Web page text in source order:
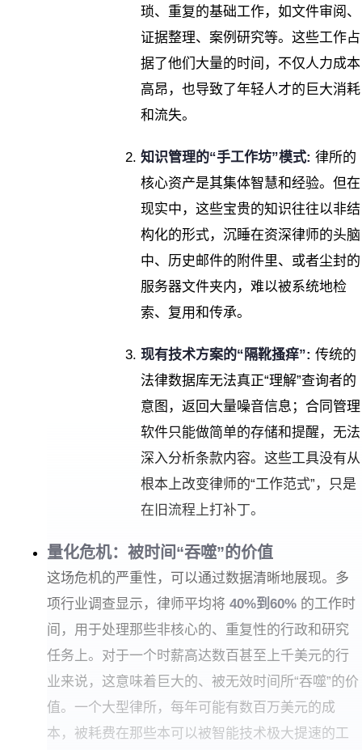
琐、重复的基础工作，如文件审阅、
证据整理、案例研究等。这些工作占
据了他们大量的时间，不仅人力成本
高昂，也导致了年轻人才的巨大消耗
和流失。
知识管理的“手工作坊”模式: 律所的
核心资产是其集体智慧和经验。但在
现实中，这些宝贵的知识往往以非结
构化的形式，沉睡在资深律师的头脑
中、历史邮件的附件里、或者尘封的
服务器文件夹内，难以被系统地检
索、复用和传承。
现有技术方案的“隔靴搔痒”: 传统的
法律数据库无法真正“理解”查询者的
意图，返回大量噪音信息；合同管理
软件只能做简单的存储和提醒，无法
深入分析条款内容。这些工具没有从
根本上改变律师的“工作范式”，只是
在旧流程上打补丁。
量化危机：被时间“吞噬”的价值
这场危机的严重性，可以通过数据清晰地展现。多
项行业调查显示，律师平均将 40%到60% 的工作时
间，用于处理那些非核心的、重复性的行政和研究
任务上。对于一个时薪高达数百甚至上千美元的行
业来说，这意味着巨大的、被无效时间所“吞噬”的价
值。一个大型律所，每年可能有数百万美元的成
本，被耗费在那些本可以被智能技术极大提速的工